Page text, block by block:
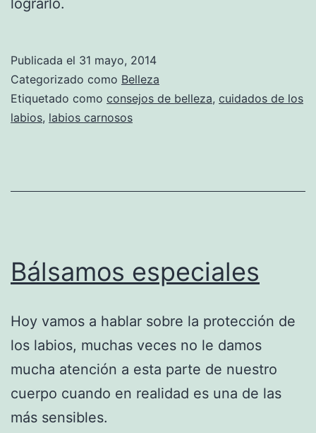
Publicada el 31 mayo, 2014
Categorizado como Belleza
Etiquetado como consejos de belleza, cuidados de los
labios, labios carnosos
Bálsamos especiales
Hoy vamos a hablar sobre la protección de
los labios, muchas veces no le damos
mucha atención a esta parte de nuestro
cuerpo cuando en realidad es una de las
más sensibles.